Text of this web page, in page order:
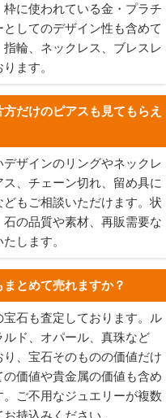
に使われている金・プラチ
してのデザイン性も含めて
輪、ネックレス、ブレスレ
ます。
だけのピアスも見てもらえ
ザインのリングやネックレ
、チェーン切れ、留め具に
もご相談いただけます。状
の品質や素材、再販需要な
します。
とめて売れますか？
石も査定しております。ル
ド、オパール、真珠など
、宝石そのものの価値だけ
価値や貴金属の価値も含め
ご不用なジュエリーが複数